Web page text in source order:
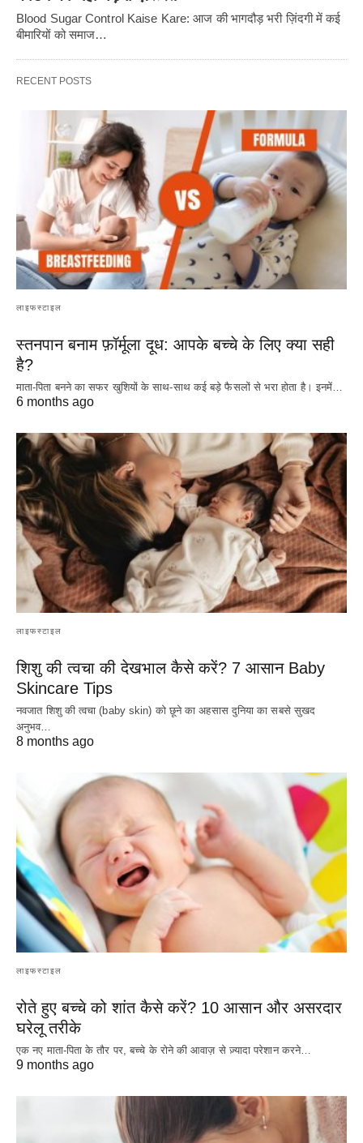
Blood Sugar Control Kaise Kare: आज की भागदौड़ भरी ज़िंदगी में कई
बीमारियों को समाज…
RECENT POSTS
लाइफस्टाइल
स्तनपान बनाम फ़ॉर्मूला दूध: आपके बच्चे के लिए क्या सही
है?
माता-पिता बनने का सफर खुशियों के साथ-साथ कई बड़े फैसलों से भरा होता है। इनमें…
6 months ago
लाइफस्टाइल
शिशु की त्वचा की देखभाल कैसे करें? 7 आसान Baby
Skincare Tips
नवजात शिशु की त्वचा (baby skin) को छूने का अहसास दुनिया का सबसे सुखद
अनुभव…
8 months ago
लाइफस्टाइल
रोते हुए बच्चे को शांत कैसे करें? 10 आसान और असरदार
घरेलू तरीके
एक नए माता-पिता के तौर पर, बच्चे के रोने की आवाज़ से ज़्यादा परेशान करने…
9 months ago